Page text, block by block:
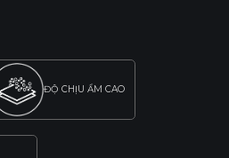
ĐỘ CHỊU ẨM CAO